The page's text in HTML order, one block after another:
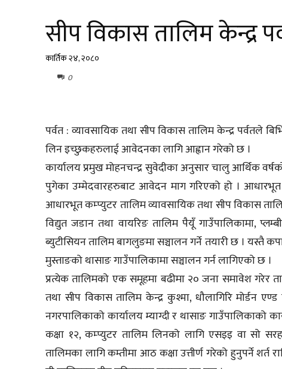
सीप विकास तालिम केन्द्र
कार्तिक २४, २०८०
0
पर्वत : व्यावसायिक तथा सीप विकास तालिम केन्द्र पर्वतले
लिन इच्छुकहरुलाई आवेदनका लागि आह्वान गरेको छ ।
कार्यालय प्रमुख मोहनचन्द्र सुवेदीका अनुसार चालु आर्थिक
पुगेका उम्मेदवारहरुबाट आवेदन माग गरिएको हो ।
आधारभूत कम्प्युटर तालिम व्यावसायिक तथा सीप विकास
विद्युत जडान तथा वायरिङ तालिम पैयूँ गाउँपालिकामा,
ब्युटीसियन तालिम बागलुङमा सञ्चालन गर्ने तयारी छ । यस्तै
मुस्ताङको थासाङ गाउँपालिकामा सञ्चालन गर्न लागिएको छ ।
प्रत्येक तालिमको एक समूहमा बढीमा २० जना समावेश गरेर
तथा सीप विकास तालिम केन्द्र कुश्मा, धौलागिरि मोर्डन
नगरपालिकाको कार्यालय म्याग्दी र थासाङ गाउँपालिकाको
कक्षा १२, कम्प्युटर तालिम लिनको लागि एसइइ वा सो
तालिमका लागि कम्तीमा आठ कक्षा उत्तीर्ण गरेको हुनुपर्ने शर्त